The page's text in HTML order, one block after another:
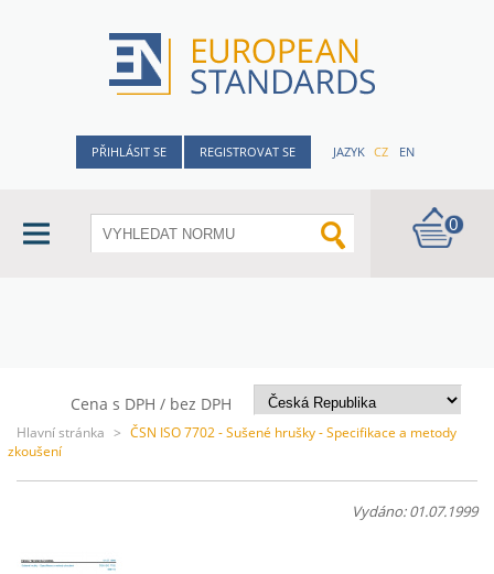
PŘIHLÁSIT SE REGISTROVAT SE JAZYK CZ EN
0
Cena s DPH / bez DPH
Hlavní stránka > ČSN ISO 7702 - Sušené hrušky - Specifikace a metody
zkoušení
Vydáno: 01.07.1999